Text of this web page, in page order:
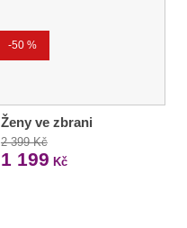
-50 %
Ženy ve zbrani
2 399 Kč
1 199 Kč